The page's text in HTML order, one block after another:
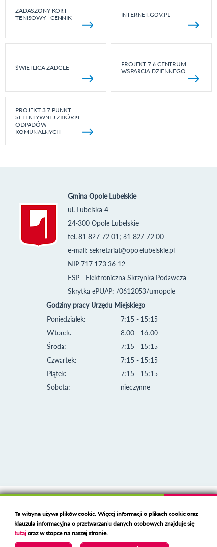
ZADASZONY KORT
TENISOWY - CENNIK
INTERNET.GOV.PL
ŚWIETLICA ZADOLE
PROJEKT 7.6 CENTRUM
WSPARCIA DZIENNEGO
PROJEKT 3.7 PUNKT
SELEKTYWNEJ ZBIÓRKI
ODPADÓW
KOMUNALNYCH
Gmina Opole Lubelskie
ul. Lubelska 4
24-300 Opole Lubelskie
tel. 81 827 72 01; 81 827 72 00
e-mail: sekretariat@opolelubelskie.pl
NIP 717 173 36 12
ESP - Elektroniczna Skrzynka Podawcza
Skrytka ePUAP: /0612053/umopole
Godziny pracy Urzędu Miejskiego
Poniedziałek:
Wtorek:
Środa:
Czwartek:
Piątek:
Sobota:
7:15 - 15:15
8:00 - 16:00
7:15 - 15:15
7:15 - 15:15
7:15 - 15:15
nieczynne
Deklaracja dostępności
Polski serwer RBLhttps://polspam.pl/
Copyright 2023 Urząd Miejski w Opolu Lubelskim
Ta witryna używa plików cookie. Więcej informacji o plikach cookie oraz
klauzula informacyjna o przetwarzaniu danych osobowych znajduje się
tutajoraz w stopce na naszej stronie.